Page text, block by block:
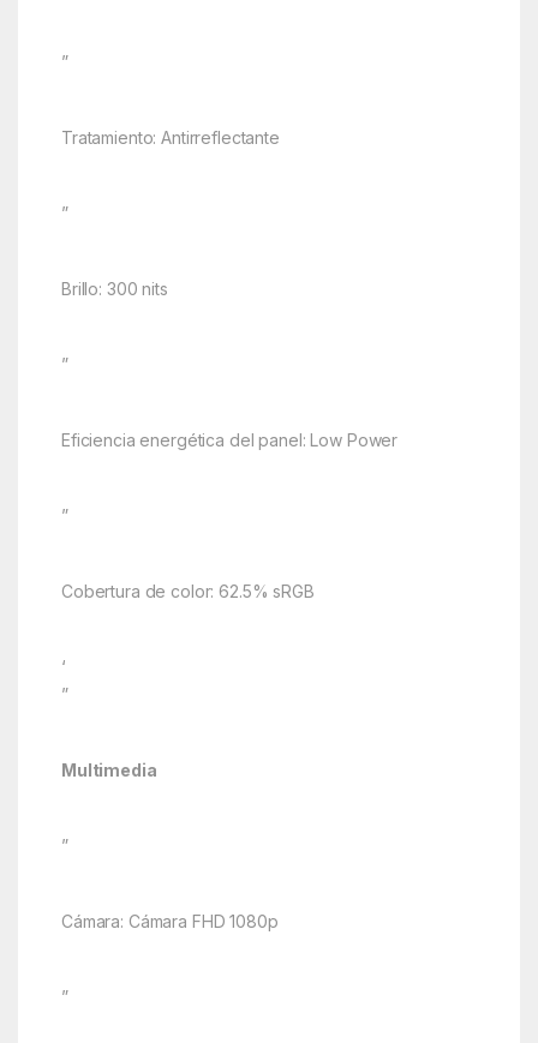
”
Tratamiento: Antirreflectante
”
Brillo: 300 nits
”
Eficiencia energética del panel: Low Power
”
Cobertura de color: 62.5% sRGB
‘
”
Multimedia
”
Cámara: Cámara FHD 1080p
”